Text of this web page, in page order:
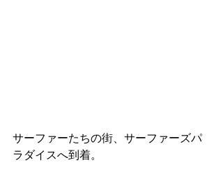
サーファーたちの街、サーファーズパ
ラダイスへ到着。